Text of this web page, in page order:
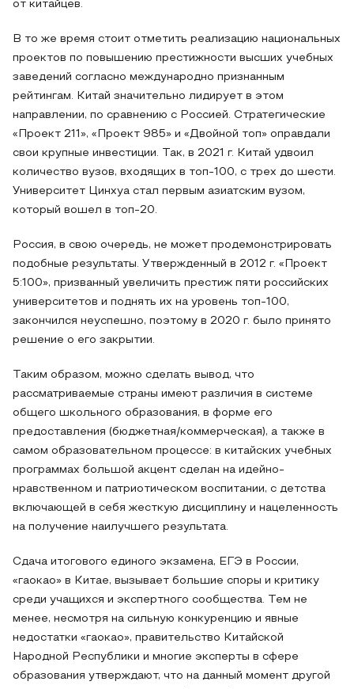
от китайцев.
В то же время стоит отметить реализацию национальных
проектов по повышению престижности высших учебных
заведений согласно международно признанным
рейтингам. Китай значительно лидирует в этом
направлении, по сравнению с Россией. Стратегические
«Проект 211», «Проект 985» и «Двойной топ» оправдали
свои крупные инвестиции. Так, в 2021 г. Китай удвоил
количество вузов, входящих в топ-100, с трех до шести.
Университет Цинхуа стал первым азиатским вузом,
который вошел в топ-20.
Россия, в свою очередь, не может продемонстрировать
подобные результаты. Утвержденный в 2012 г. «Проект
5:100», призванный увеличить престиж пяти российских
университетов и поднять их на уровень топ-100,
закончился неуспешно, поэтому в 2020 г. было принято
решение о его закрытии.
Таким образом, можно сделать вывод, что
рассматриваемые страны имеют различия в системе
общего школьного образования, в форме его
предоставления (бюджетная/коммерческая), а также в
самом образовательном процессе: в китайских учебных
программах большой акцент сделан на идейно-
нравственном и патриотическом воспитании, с детства
включающей в себя жесткую дисциплину и нацеленность
на получение наилучшего результата.
Сдача итогового единого экзамена, ЕГЭ в России,
«гаокао» в Китае, вызывает большие споры и критику
среди учащихся и экспертного сообщества. Тем не
менее, несмотря на сильную конкуренцию и явные
недостатки «гаокао», правительство Китайской
Народной Республики и многие эксперты в сфере
образования утверждают, что на данный момент другой